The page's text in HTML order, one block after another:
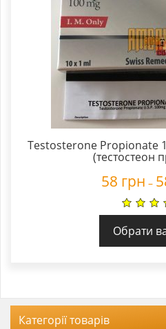
Testosterone Propionate
(тестостеон
58 грн –
Обрати
Категорії товарів